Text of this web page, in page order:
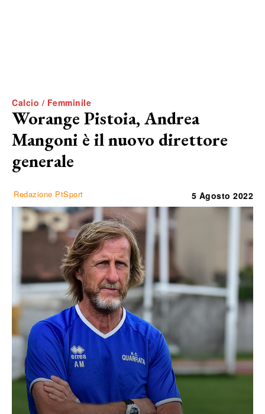
Calcio / Femminile
Worange Pistoia, Andrea
Mangoni è il nuovo direttore
generale
Redazione PtSport 5 Agosto 2022